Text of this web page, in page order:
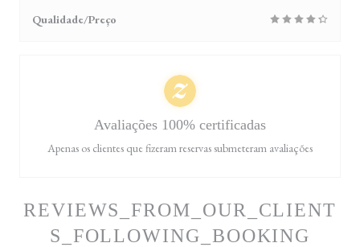
REVIEWS_FROM_OUR_CLIENT
S_FOLLOWING_BOOKING
Qualidade/Preço
Avaliações 100% certificadas
Apenas os clientes que fizeram reservas submeteram avaliações